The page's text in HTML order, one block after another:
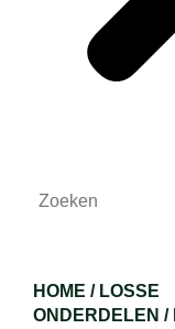
HOME / LOSSE
ONDERDELEN /